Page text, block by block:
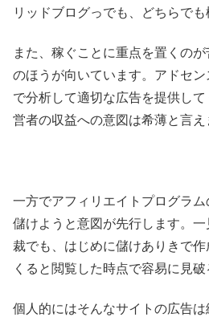
リッドブログっでも、どちらでも
また、稼ぐことに重点を置くの
のほうが向いています。アドセ
で分析して適切な広告を提供し
営者の収益への意図は希薄と言え
一方でアフィリエイトプログラム
儲けようと意図が先行します。
裁でも、はじめに儲けありきで
くると閲覧した時点で容易に見破
個人的にはそんなサイトの広告は